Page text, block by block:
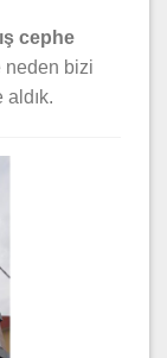
cephe
neden bizi